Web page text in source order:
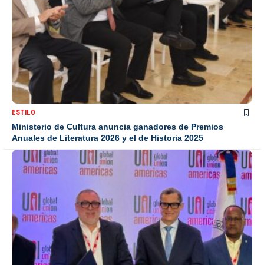
ESTILO
Ministerio de Cultura anuncia ganadores de Premios
Anuales de Literatura 2026 y el de Historia 2025